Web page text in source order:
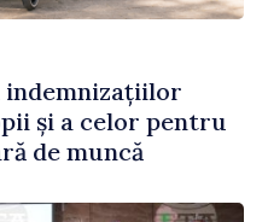
indemnizațiilor
și a celor pentru
de muncă